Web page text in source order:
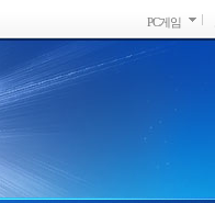
PC게임